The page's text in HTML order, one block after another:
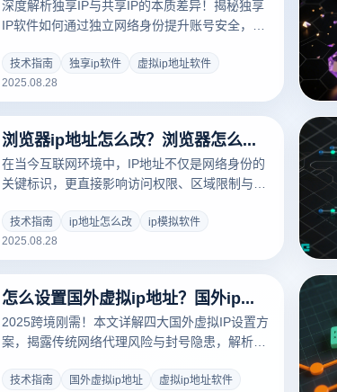
深度解析独享IP与共享IP的本质差异！揭秘独享
IP软件如何通过独立网络身份提升账号安全，结
于跨境电商、社媒矩阵等高阶场景。
技术指南 独享ip软件
虚拟ip地址软件
2025.08.28
浏览器ip地址怎么改？浏览器怎么更改ip？
在当今互联网环境中，IP地址不仅是网络身份的
关键标识，更直接影响访问权限、区域限制与账
运营、社交媒体管理及网络环境安全的重要性，
帮助您全面理解IP策略在数字业务中的核心作
用。
技术指南 ip地址怎么改
ip模拟软件
2025.08.28
怎么设置国外虚拟ip地址？国外ip怎么弄？
2025跨境刚需！本文详解四大国外虚拟IP设置方
案，揭露传统网络代理风险与封号隐患，解析云
技术，零成本构建企业级安全网络，高效管理多
技术指南 国外虚拟ip地址
虚拟ip地址软件